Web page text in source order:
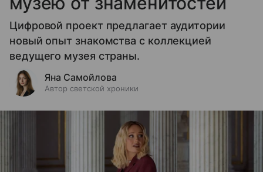
Цифровой проект предлагает аудитории
новый опыт знакомства с коллекцией
ведущего музея страны.
Яна Самойлова
Автор светской хроники